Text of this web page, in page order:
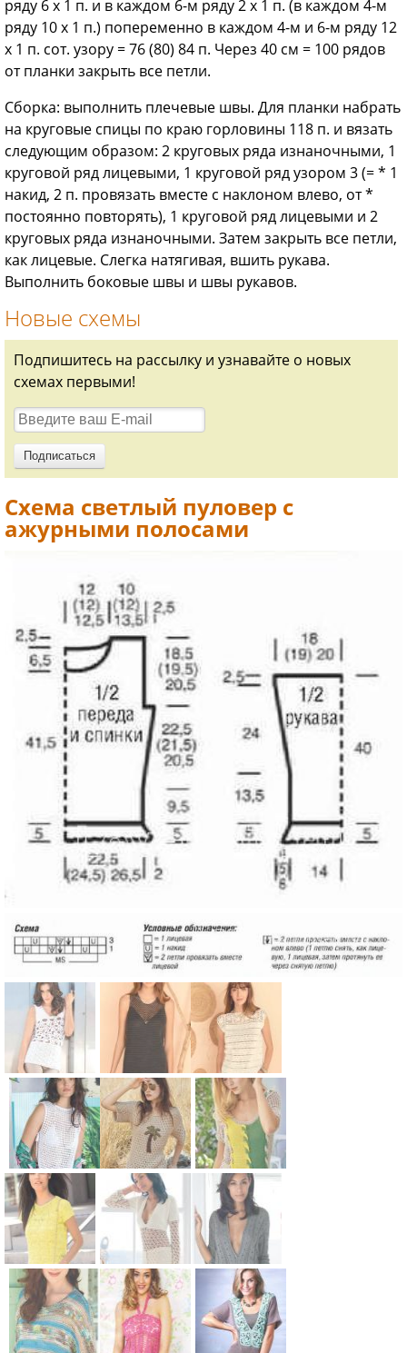
ряду 6 х 1 п. и в каждом 6-м ряду 2 х 1 п. (в каждом 4-м
ряду 10 х 1 п.) попеременно в каждом 4-м и 6-м ряду 12
х 1 п. сот. узору = 76 (80) 84 п. Через 40 см = 100 рядов
от планки закрыть все петли.
Сборка: выполнить плечевые швы. Для планки набрать
на круговые спицы по краю горловины 118 п. и вязать
следующим образом: 2 круговых ряда изнаночными, 1
круговой ряд лицевыми, 1 круговой ряд узором 3 (= * 1
накид, 2 п. провязать вместе с наклоном влево, от *
постоянно повторять), 1 круговой ряд лицевыми и 2
круговых ряда изнаночными. Затем закрыть все петли,
как лицевые. Слегка натягивая, вшить рукава.
Выполнить боковые швы и швы рукавов.
Новые схемы
Подпишитесь на рассылку и узнавайте о новых
схемах первыми!
Схема светлый пуловер с
ажурными полосами
Схема:
белый топ с
рисунком
вязание
спицами для
женщин
Схема:
сетчатый
топ без
рукавов
вязание
спицами для
женщин
Схема: топ с
ажурным
орнаментом
вязание
спицами для
женщин
Схема:
сетчатый
топ с
завязкой по
бокам
вязание
спицами для
Схема:
ажурная
кофта с
аппликацие
й «пальма»
вязание
спицами для
Схема:
трехцветны
й сетчатый
топ с косой
вязание
спицами для
женщин
Схема:
ажурный
топ с
Схема:
удлиненный
полупрозра
Схема:
короткая
кофта с